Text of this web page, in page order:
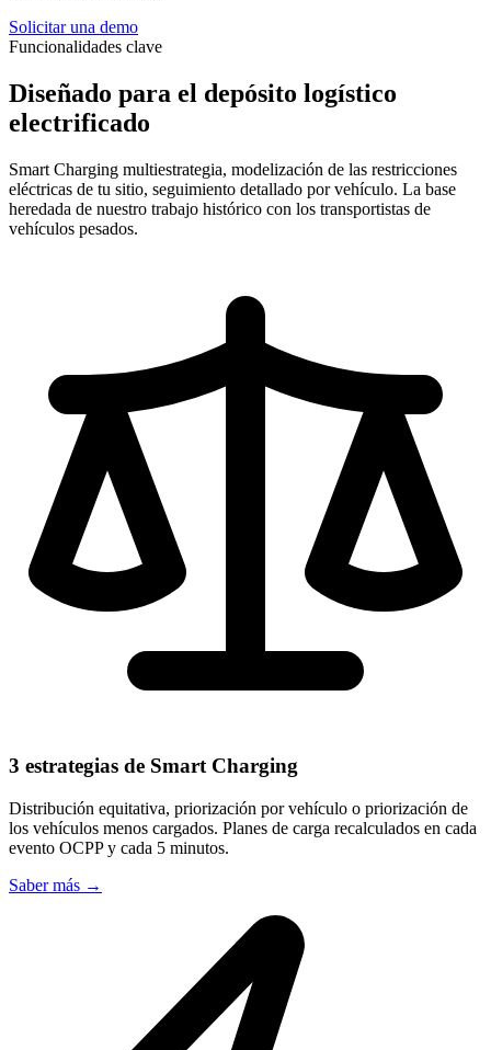
Solicitar una demo
Funcionalidades clave
Diseñado para el depósito logístico
electrificado
Smart Charging multiestrategia, modelización de las restricciones
eléctricas de tu sitio, seguimiento detallado por vehículo. La base
heredada de nuestro trabajo histórico con los transportistas de
vehículos pesados.
3 estrategias de Smart Charging
Distribución equitativa, priorización por vehículo o priorización de
los vehículos menos cargados. Planes de carga recalculados en cada
evento OCPP y cada 5 minutos.
Saber más →